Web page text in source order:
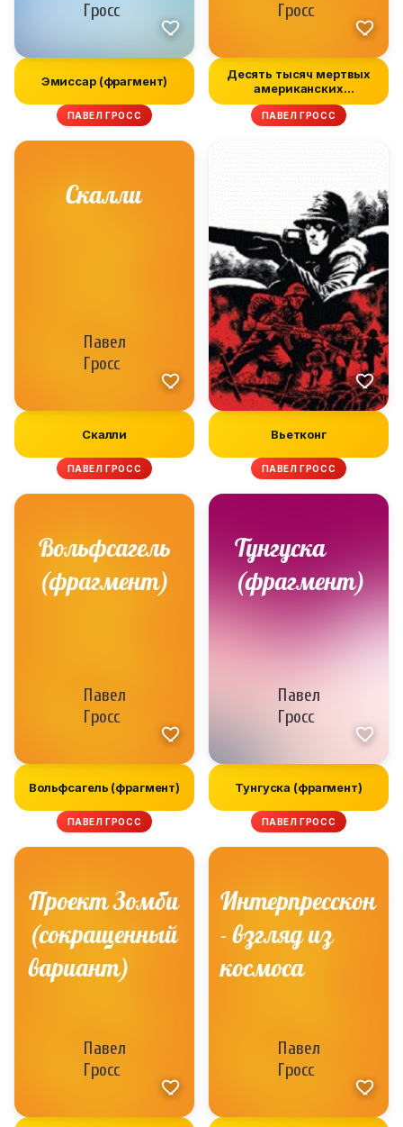
Эмиссар (фрагмент)
ПАВЕЛ ГРОСС
Десять тысяч мертвых
американских
президентов
ПАВЕЛ ГРОСС
Скалли
ПАВЕЛ ГРОСС
Вьетконг
ПАВЕЛ ГРОСС
Вольфсагель (фрагмент)
ПАВЕЛ ГРОСС
Тунгуска (фрагмент)
ПАВЕЛ ГРОСС